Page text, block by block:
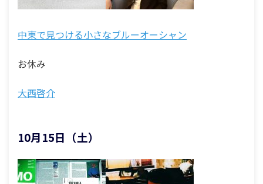
中東で見つける小さなブルーオーシャン
お休み
大西啓介
10月15日（土）